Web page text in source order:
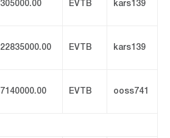
305000.00 EVTB kars139
22835000.00 EVTB kars139
7140000.00 EVTB ooss741